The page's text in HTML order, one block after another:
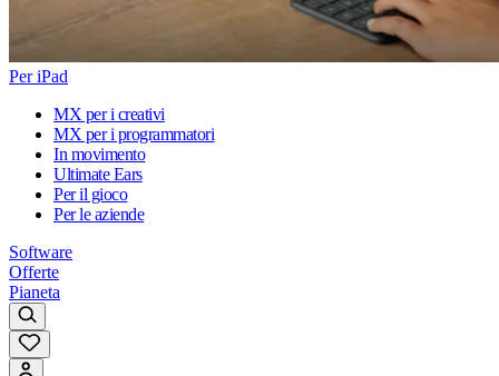
Per iPad
MX per i creativi
MX per i programmatori
In movimento
Ultimate Ears
Per il gioco
Per le aziende
Software
Offerte
Pianeta